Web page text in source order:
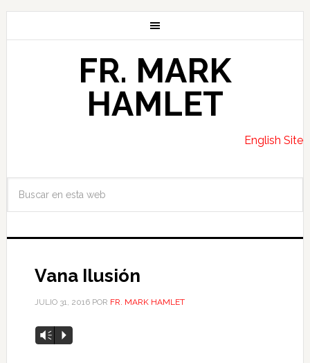
FR. MARK
HAMLET
English Site
Vana Ilusión
JULIO 31, 2016POR FR. MARK HAMLET
Reproductor
Vm P